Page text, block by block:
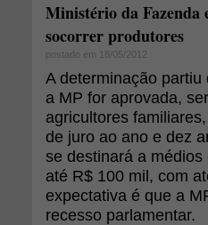
Ministério da Fazenda
socorrer produtores
postado em 18/05/2012
A determinação
a MP for aprovada,
agricultores
de juro ao ano e dez
se destinará a
até R$ 100 mil, com
expectativa é que a
recesso parlamentar.